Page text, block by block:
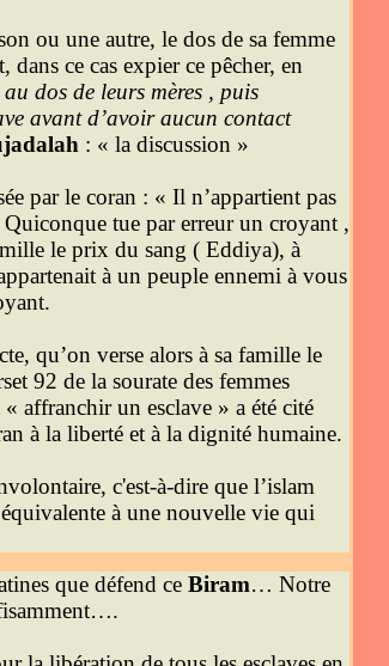
ou une autre, le dos de sa femme
ce cas expier ce pêcher, en
dos de leurs mères , puis
avant d’avoir aucun contact
: « la discussion »
par le coran : « Il n’appartient pas
tue par erreur un croyant ,
le prix du sang ( Eddiya), à
à un peuple ennemi à vous
qu’on verse alors à sa famille le
92 de la sourate des femmes
affranchir un esclave » a été cité
à la liberté et à la dignité humaine.
c'est-à-dire que l’islam
à une nouvelle vie qui
que défend ce Biram… Notre